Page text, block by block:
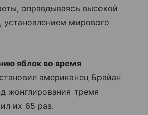
оправдываясь высокой
мирового
яблок во время
американец Брайан
жонглирования тремя
их 65 раз.